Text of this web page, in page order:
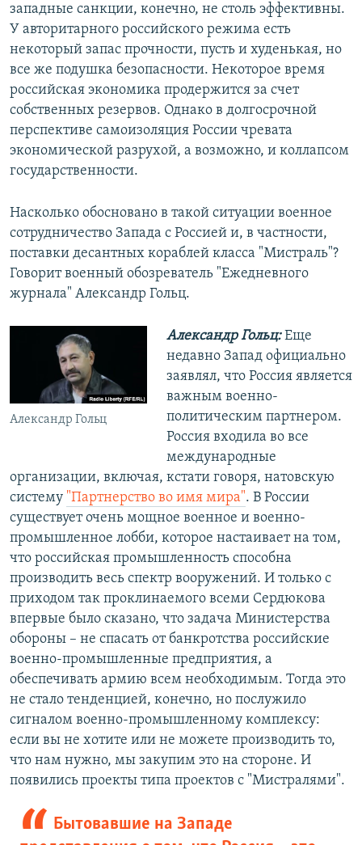
западные санкции, конечно, не столь эффективны.
У авторитарного российского режима есть
некоторый запас прочности, пусть и худенькая, но
все же подушка безопасности. Некоторое время
российская экономика продержится за счет
собственных резервов. Однако в долгосрочной
перспективе самоизоляция России чревата
экономической разрухой, а возможно, и коллапсом
государственности.
Насколько обосновано в такой ситуации военное
сотрудничество Запада с Россией и, в частности,
поставки десантных кораблей класса "Мистраль"?
Говорит военный обозреватель "Ежедневного
журнала" Александр Гольц.
Александр Гольц
Александр Гольц:Еще
недавно Запад официально
заявлял, что Россия является
важным военно-
политическим партнером.
Россия входила во все
международные
организации, включая, кстати говоря, натовскую
систему "Партнерство во имя мира". В России
существует очень мощное военное и военно-
промышленное лобби, которое настаивает на том,
что российская промышленность способна
производить весь спектр вооружений. И только с
приходом так проклинаемого всеми Сердюкова
впервые было сказано, что задача Министерства
обороны – не спасать от банкротства российские
военно-промышленные предприятия, а
обеспечивать армию всем необходимым. Тогда это
не стало тенденцией, конечно, но послужило
сигналом военно-промышленному комплексу:
если вы не хотите или не можете производить то,
что нам нужно, мы закупим это на стороне. И
появились проекты типа проектов с "Мистралями".
Бытовавшие на Западе